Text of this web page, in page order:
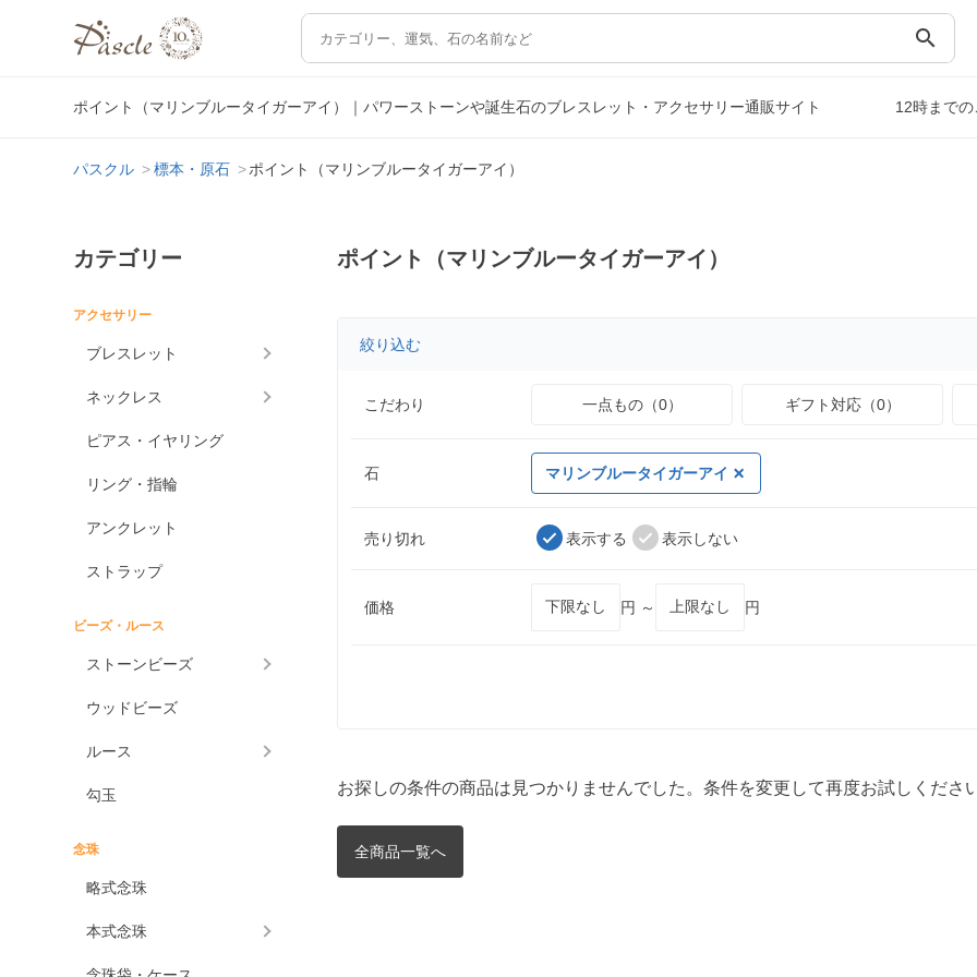
search
ポイント（マリンブルータイガーアイ）｜パワーストーンや誕生石のブレスレット・アクセサリー通販サイト 12時まで
パスクル 標本・原石 ポイント（マリンブルータイガーアイ）
カテゴリー
アクセサリー
ブレスレット
ネックレス
ピアス・イヤリング
リング・指輪
アンクレット
ストラップ
ビーズ・ルース
ストーンビーズ
ウッドビーズ
ルース
勾玉
念珠
略式念珠
本式念珠
ポイント（マリンブルータイガーアイ）
絞り込む
こだわり 一点もの（0） ギフト対応（0）
石 マリンブルータイガーアイ
売り切れ 表示する 表示しない
価格 円 ～ 円
お探しの条件の商品は見つかりませんでした。条件を変更して再度お試しください
全商品一覧へ